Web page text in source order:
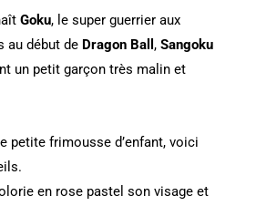
Goku, le super guerrier aux
au début de Dragon Ball , Sangoku
un petit garçon très malin et
petite frimousse d’enfant, voici
en rose pastel son visage et